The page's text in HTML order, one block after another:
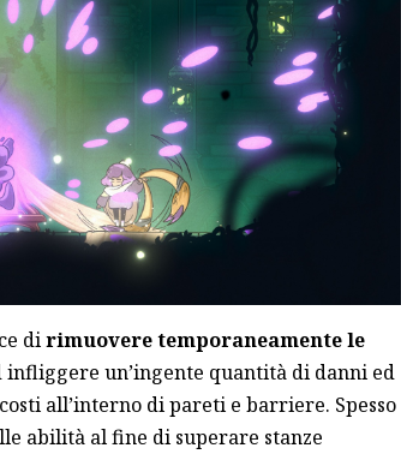
dirimuovere temporaneamente le
un’ingente quantità di danni ed
all’interno di pareti e barriere. Spesso
abilità al fine di superare stanze